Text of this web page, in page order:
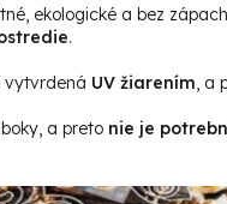
ekologické a bez
.
vytvrdená UV žiarením, a
a preto nie je